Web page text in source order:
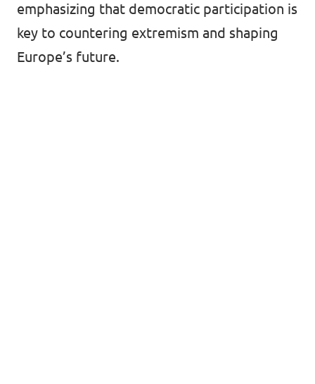
emphasizing that democratic participation is
key to countering extremism and shaping
Europe’s future.